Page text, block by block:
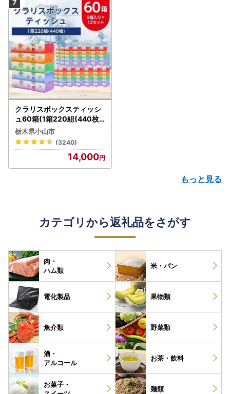
クラリスボックスティッシ
ュ60箱(1箱220組(440枚))
(5個入り×12セット)【配送
不可地域：離島・沖縄県】
【1256759】
栃木県小山市
(3240)
14,000
もっと見る
カテゴリから返礼品をさがす
肉・
ハム類
米・パン
電化製品 果物類
魚介類 野菜類
酒・
アルコール
お茶・ 飲料
お菓子・
麺類